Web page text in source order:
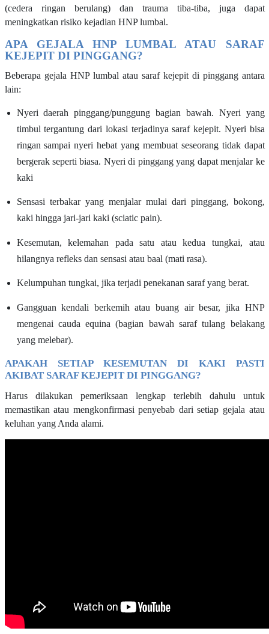
(cedera ringan berulang) dan trauma tiba-tiba, juga dapat
meningkatkan risiko kejadian HNP lumbal.
APA GEJALA HNP LUMBAL ATAU SARAF
KEJEPIT DI PINGGANG?
Beberapa gejala HNP lumbal atau saraf kejepit di pinggang antara
lain:
Nyeri daerah pinggang/punggung bagian bawah. Nyeri yang
timbul tergantung dari lokasi terjadinya saraf kejepit. Nyeri bisa
ringan sampai nyeri hebat yang membuat seseorang tidak dapat
bergerak seperti biasa. Nyeri di pinggang yang dapat menjalar ke
kaki
Sensasi terbakar yang menjalar mulai dari pinggang, bokong,
kaki hingga jari-jari kaki (sciatic pain).
Kesemutan, kelemahan pada satu atau kedua tungkai, atau
hilangnya refleks dan sensasi atau baal (mati rasa).
Kelumpuhan tungkai, jika terjadi penekanan saraf yang berat.
Gangguan kendali berkemih atau buang air besar, jika HNP
mengenai cauda equina (bagian bawah saraf tulang belakang
yang melebar).
APAKAH SETIAP KESEMUTAN DI KAKI PASTI
AKIBAT SARAF KEJEPIT DI PINGGANG?
Harus dilakukan pemeriksaan lengkap terlebih dahulu untuk
memastikan atau mengkonfirmasi penyebab dari setiap gejala atau
keluhan yang Anda alami.